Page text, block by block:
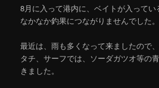
8月に入って港内に、ベイトが入ってい
なかなか釣果につながりませんでした。
最近は、雨も多くなって来ましたので
タチ、サーフでは、ソーダガツオ等の
きました。